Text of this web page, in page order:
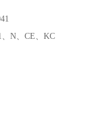
、N、CE、KC